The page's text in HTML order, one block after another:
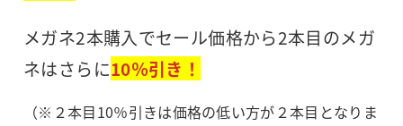
メガネ2本購入でセール価格から2本目のメガ
ネはさらに10％引き！
（※２本目10％引きは価格の低い方が２本目となりま